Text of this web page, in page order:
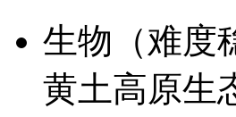
生物（难度
黄土高原生